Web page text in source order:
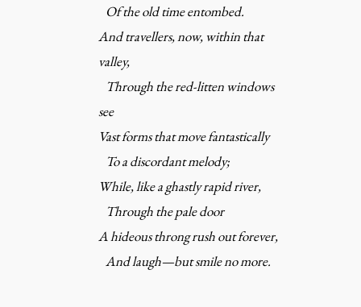
Of the old time entombed.
And travellers, now, within that
valley,
Through the red-litten windows
see
Vast forms that move fantastically
To a discordant melody;
While, like a ghastly rapid river,
Through the pale door
A hideous throng rush out forever,
And laugh—but smile no more.